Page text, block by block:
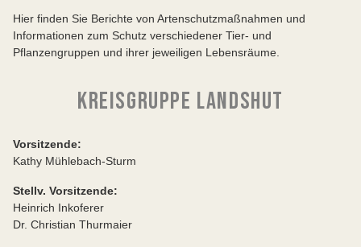
Hier finden Sie Berichte von Artenschutzmaßnahmen und
Informationen zum Schutz verschiedener Tier- und
Pflanzengruppen und ihrer jeweiligen Lebensräume.
KREISGRUPPE LANDSHUT
Vorsitzende:
Kathy Mühlebach-Sturm
Stellv. Vorsitzende:
Heinrich Inkoferer
Dr. Christian Thurmaier